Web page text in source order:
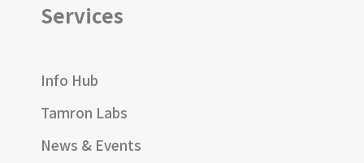
Services
Info Hub
Tamron Labs
News & Events